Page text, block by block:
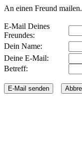
An einen Freund mailen.
E-Mail Deines
Freundes:
Dein Name:
Deine E-Mail:
Betreff: